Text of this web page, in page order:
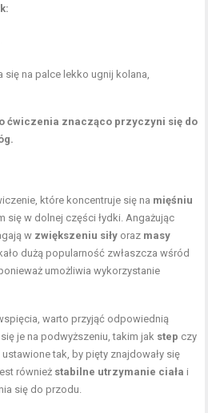
na palce lekko ugnij kolana,
ćwiczenia znacząco przyczyni się do
które koncentruje się na mięśniu
się w dolnej części łydki. Angażując
w zwiększeniu siły oraz masy
dużą popularność zwłaszcza wśród
umożliwia wykorzystanie
warto przyjąć odpowiednią
je na podwyższeniu, takim jak step czy
tak, by pięty znajdowały się
również stabilne utrzymanie ciała i
się do przodu.